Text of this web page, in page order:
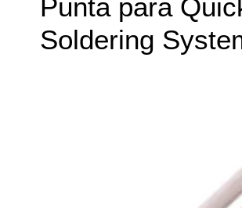
Punta para
Soldering